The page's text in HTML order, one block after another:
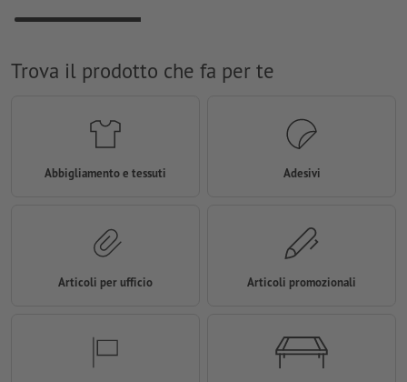
Trova il prodotto che fa per te
Abbigliamento e tessuti Adesivi
Articoli per ufficio Articoli promozionali